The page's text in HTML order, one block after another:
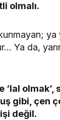
olmalı.
ya
Ya da,
‘lal olmak’,
gibi, çen
değil.